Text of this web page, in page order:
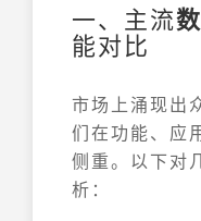
一、主流
能对比
市场上涌现出
们在功能、应
侧重。以下对
析：